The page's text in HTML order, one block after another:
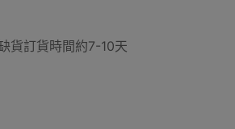
貨訂貨時間約7-10天